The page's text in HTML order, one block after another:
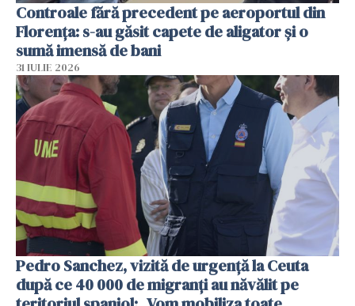
Controale fără precedent pe aeroportul din
Florența: s-au găsit capete de aligator și o
sumă imensă de bani
31 IULIE 2026
Pedro Sanchez, vizită de urgență la Ceuta
după ce 40 000 de migranți au năvălit pe